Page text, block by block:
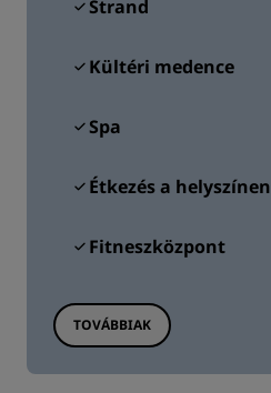
Strand
Kültéri medence
Spa
Étkezés a helyszínen
Fitneszközpont
TOVÁBBIAK